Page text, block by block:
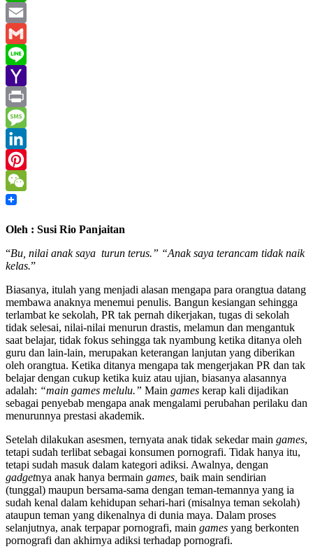
WhatsApp
Email
Gmail
Line
Yahoo
Mail
Print
Message
LinkedIn
Pinterest
WeChat
Oleh : Susi Rio Panjaitan
“Bu, nilai anak saya turun terus.” “Anak saya terancam tidak naik
kelas.”
Biasanya, itulah yang menjadi alasan mengapa para orangtua datang
membawa anaknya menemui penulis. Bangun kesiangan sehingga
terlambat ke sekolah, PR tak pernah dikerjakan, tugas di sekolah
tidak selesai, nilai-nilai menurun drastis, melamun dan mengantuk
saat belajar, tidak fokus sehingga tak nyambung ketika ditanya oleh
guru dan lain-lain, merupakan keterangan lanjutan yang diberikan
oleh orangtua. Ketika ditanya mengapa tak mengerjakan PR dan tak
belajar dengan cukup ketika kuiz atau ujian, biasanya alasannya
adalah: “main games melulu.” Main games kerap kali dijadikan
sebagai penyebab mengapa anak mengalami perubahan perilaku dan
menurunnya prestasi akademik.
Setelah dilakukan asesmen, ternyata anak tidak sekedar main games,
tetapi sudah terlibat sebagai konsumen pornografi. Tidak hanya itu,
tetapi sudah masuk dalam kategori adiksi. Awalnya, dengan
gadgetnya anak hanya bermain games, baik main sendirian
(tunggal) maupun bersama-sama dengan teman-temannya yang ia
sudah kenal dalam kehidupan sehari-hari (misalnya teman sekolah)
ataupun teman yang dikenalnya di dunia maya. Dalam proses
selanjutnya, anak terpapar pornografi, main games yang berkonten
pornografi dan akhirnya adiksi terhadap pornografi.